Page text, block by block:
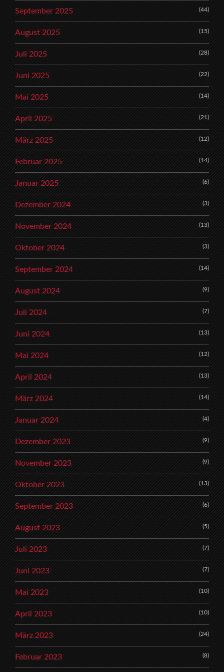
September 2025 (44)
August 2025 (15)
Juli 2025 (28)
Juni 2025 (22)
Mai 2025 (14)
April 2025 (21)
März 2025 (12)
Februar 2025 (14)
Januar 2025 (6)
Dezember 2024 (3)
November 2024 (13)
Oktober 2024 (3)
September 2024 (14)
August 2024 (9)
Juli 2024 (7)
Juni 2024 (13)
Mai 2024 (12)
April 2024 (13)
März 2024 (14)
Januar 2024 (4)
Dezember 2023 (9)
November 2023 (9)
Oktober 2023 (13)
September 2023 (6)
August 2023 (5)
Juli 2023 (7)
Juni 2023 (7)
Mai 2023 (10)
April 2023 (10)
März 2023 (24)
Februar 2023 (8)